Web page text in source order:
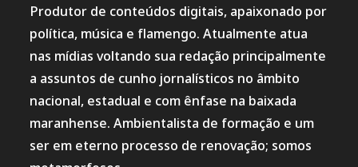
Produtor de conteúdos digitais, apaixonado por
política, música e flamengo. Atualmente atua
nas mídias voltando sua redação principalmente
a assuntos de cunho jornalísticos no âmbito
nacional, estadual e com ênfase na baixada
maranhense. Ambientalista de formação e um
ser em eterno processo de renovação; somos